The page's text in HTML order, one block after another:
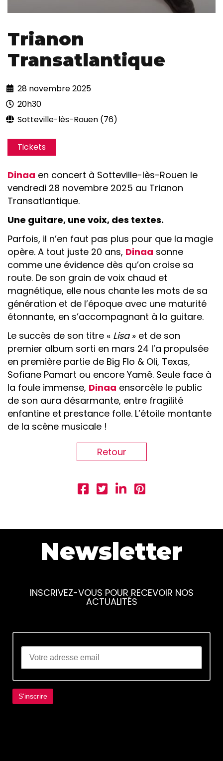
Trianon
Transatlantique
28 novembre 2025
20h30
Sotteville-lès-Rouen (76)
Tickets
Dinaa en concert à Sotteville-lès-Rouen le
vendredi 28 novembre 2025 au Trianon
Transatlantique.
Une guitare, une voix, des textes.
Parfois, il n’en faut pas plus pour que la magie
opère. A tout juste 20 ans, Dinaa sonne
comme une évidence dès qu’on croise sa
route. De son grain de voix chaud et
magnétique, elle nous chante les mots de sa
génération et de l’époque avec une maturité
étonnante, en s’accompagnant à la guitare.
Le succès de son titre « Lisa» et de son
premier album sorti en mars 24 l’a propulsée
en première partie de Big Flo & Oli, Texas,
Sofiane Pamart ou encore Yamê. Seule face à
la foule immense, Dinaa ensorcèle le public
de son aura désarmante, entre fragilité
enfantine et prestance folle. L’étoile montante
de la scène musicale !
Retour
Newsletter
INSCRIVEZ-VOUS POUR RECEVOIR NOS
ACTUALITÉS